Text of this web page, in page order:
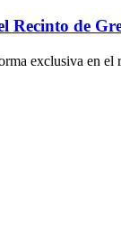
Recinto de
exclusiva en